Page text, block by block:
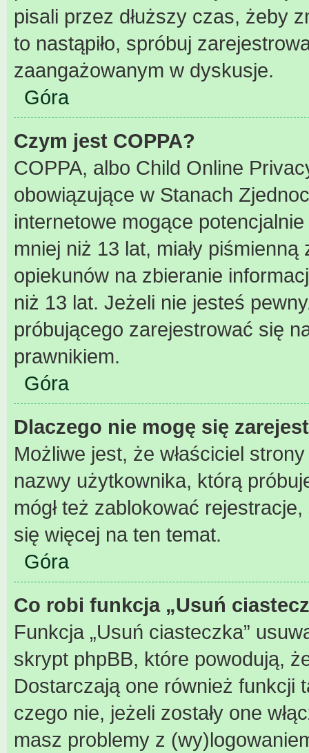
pisali przez dłuższy czas, żeby
to nastąpiło, spróbuj
zaangażowanym w dyskusje.
Góra
Czym jest COPPA?
COPPA, albo Child Online
obowiązujące w Stanach
internetowe mogące
mniej niż 13 lat, miały
opiekunów na zbieranie
niż 13 lat. Jeżeli nie jesteś
próbującego zarejestrować się
prawnikiem.
Góra
Dlaczego nie mogę się
Możliwe jest, że właściciel
nazwy użytkownika, którą
mógł też zablokować
się więcej na ten temat.
Góra
Co robi funkcja „Usuń
Funkcja „Usuń ciasteczka”
skrypt phpBB, które powodują,
Dostarczają one również funkcji
czego nie, jeżeli zostały one
masz problemy z